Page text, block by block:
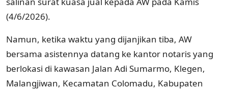
(4/6/2026).
Namun, ketika waktu yang dijanjikan tiba, AW
bersama asistennya datang ke kantor notaris yang
berlokasi di kawasan Jalan Adi Sumarmo, Klegen,
Malangjiwan, Kecamatan Colomadu, Kabupaten